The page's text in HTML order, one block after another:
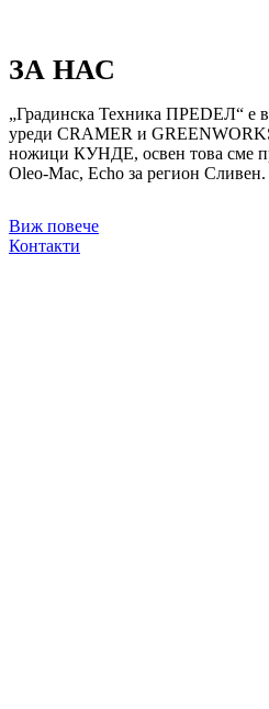
ЗА НАС
„Градинска Техника ПРЕDЕЛ“ е
уреди CRAMER и
ножици КУНДЕ, освен това сме
Oleo-Mac, Echo за регион Сливен.
Виж повече
Контакти